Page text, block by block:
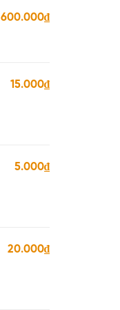
600.000₫
15.000₫
5.000₫
20.000₫